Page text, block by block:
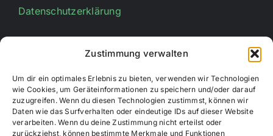
Zustimmung verwalten
Um dir ein optimales Erlebnis zu bieten, verwenden wir Technologien
wie Cookies, um Geräteinformationen zu speichern und/oder darauf
zuzugreifen. Wenn du diesen Technologien zustimmst, können wir
Daten wie das Surfverhalten oder eindeutige IDs auf dieser Website
verarbeiten. Wenn du deine Zustimmung nicht erteilst oder
zurückziehst, können bestimmte Merkmale und Funktionen
Datenschutzerklärung
E-Mail:info@stadtsportverband-bueren.de